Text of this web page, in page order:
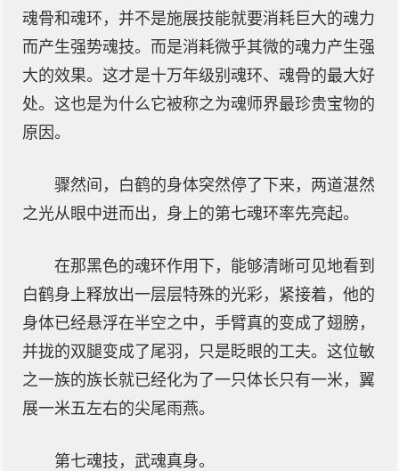
魂骨和魂环，并不是施展技能就要消耗巨大的魂力
而产生强势魂技。而是消耗微乎其微的魂力产生强
大的效果。这才是十万年级别魂环、魂骨的最大好
处。这也是为什么它被称之为魂师界最珍贵宝物的
原因。
骤然间，白鹤的身体突然停了下来，两道湛然
之光从眼中迸而出，身上的第七魂环率先亮起。
在那黑色的魂环作用下，能够清晰可见地看到
白鹤身上释放出一层层特殊的光彩，紧接着，他的
身体已经悬浮在半空之中，手臂真的变成了翅膀，
并拢的双腿变成了尾羽，只是眨眼的工夫。这位敏
之一族的族长就已经化为了一只体长只有一米，翼
展一米五左右的尖尾雨燕。
第七魂技，武魂真身。